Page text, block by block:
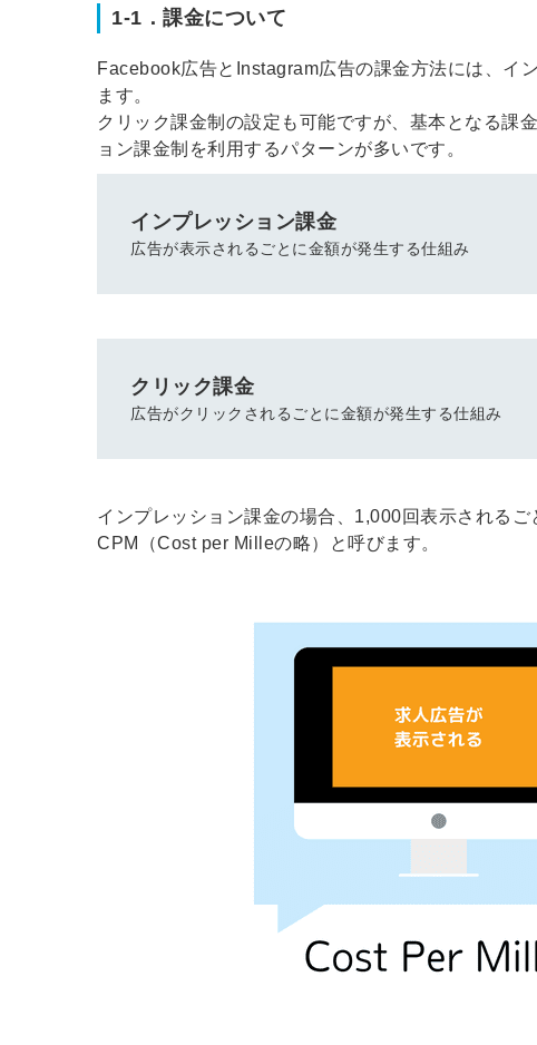
1-1．課金について
Facebook広告とInstagram広告の課金方法には、イ
ます。
クリック課金制の設定も可能ですが、基本となる課
ョン課金制を利用するパターンが多いです。
インプレッション課金
広告が表示されるごとに金額が発生する仕組み
クリック課金
広告がクリックされるごとに金額が発生する仕組み
インプレッション課金の場合、1,000回表示される
CPM（Cost per Milleの略）と呼びます。
ログイン
るにはログインが必要です。
メールアドレス
パスワード